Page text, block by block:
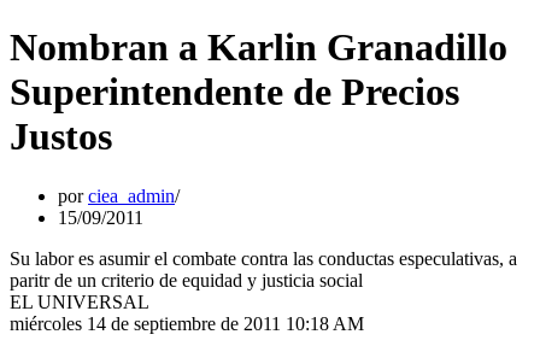
Nombran a Karlin Granadillo
Superintendente de Precios
Justos
porciea_admin
15/09/2011
Su labor es asumir el combate contra las conductas especulativas, a
paritr de un criterio de equidad y justicia social
EL UNIVERSAL
miércoles 14 de septiembre de 2011 10:18 AM